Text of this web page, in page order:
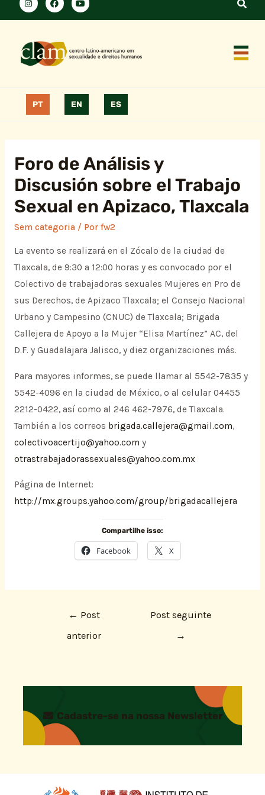
PT EN ES
Foro de Análisis y
Discusión sobre el Trabajo
Sexual en Apizaco, Tlaxcala
Sem categoria/ Por fw2
La evento se realizará en el Zócalo de la ciudad de
Tlaxcala, de 9:30 a 12:00 horas y es convocado por el
Colectivo de trabajadoras sexuales Mujeres en Pro de
sus Derechos, de Apizaco Tlaxcala; el Consejo Nacional
Urbano y Campesino (CNUC) de Tlaxcala; Brigada
Callejera de Apoyo a la Mujer “Elisa Martínez” AC, del
D.F. y Guadalajara Jalisco, y diez organizaciones más.
Para mayores informes, se puede llamar al 5542-7835 y
5542-4096 en la ciudad de México, o al celular 04455
2212-0422, así como al 246 462-7976, de Tlaxcala.
También a los correos brigada.callejera@gmail.com,
colectivoacertijo@yahoo.com y
otrastrabajadorassexuales@yahoo.com.mx
Página de Internet:
http://mx.groups.yahoo.com/group/brigadacallejera
Compartilhe isso:
Facebook X
← Post
anterior
Post seguinte
→
Cadastre-se na nossa Newsletter